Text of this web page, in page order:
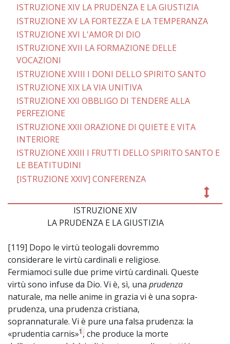
ISTRUZIONE XIV LA PRUDENZA E LA GIUSTIZIA
ISTRUZIONE XV LA FORTEZZA E LA TEMPERANZA
ISTRUZIONE XVI L'AMOR DI DIO
ISTRUZIONE XVII LA FORMAZIONE DELLE
VOCAZIONI
ISTRUZIONE XVIII I DONI DELLO SPIRITO SANTO
ISTRUZIONE XIX LA VIA UNITIVA
ISTRUZIONE XXI OBBLIGO DI TENDERE ALLA
PERFEZIONE
ISTRUZIONE XXII ORAZIONE DI QUIETE E VITA
INTERIORE
ISTRUZIONE XXIII I FRUTTI DELLO SPIRITO SANTO E
LE BEATITUDINI
[ISTRUZIONE XXIV] CONFERENZA
ISTRUZIONE XIV
LA PRUDENZA E LA GIUSTIZIA
[119] Dopo le virtù teologali dovremmo
considerare le virtù cardinali e religiose.
Fermiamoci sulle due prime virtù cardinali. Queste
virtù sono infuse da Dio. Vi è, sì, una prudenza
naturale, ma nelle anime in grazia vi è una sopra-
prudenza, una prudenza cristiana,
soprannaturale. Vi è pure una falsa prudenza: la
«prudentia carnis»1 , che produce la morte